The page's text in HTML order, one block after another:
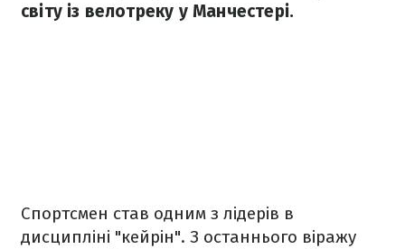
світу із велотреку у Манчестері.
Спортсмен став одним з лідерів в
дисципліні "кейрін". З останнього віражу